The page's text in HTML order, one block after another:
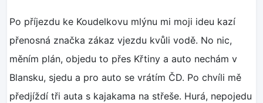
Po příjezdu ke Koudelkovu mlýnu mi moji ideu kazí
přenosná značka zákaz vjezdu kvůli vodě. No nic,
měním plán, objedu to přes Křtiny a auto nechám v
Blansku, sjedu a pro auto se vrátím ČD. Po chvíli mě
předjíždí tři auta s kajakama na střeše. Hurá, nepojedu